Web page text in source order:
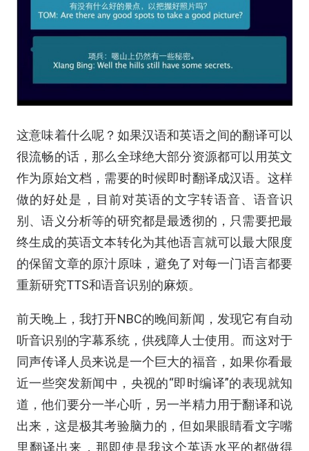
这意味着什么呢？如果汉语和英语之间的翻译可以
很流畅的话，那么全球绝大部分资源都可以用英文
作为原始文档，需要的时候即时翻译成汉语。这样
做的好处是，目前对英语的文字转语音、语音识
别、语义分析等的研究都是最透彻的，只需要把最
终生成的英语文本转化为其他语言就可以最大限度
的保留文章的原汁原味，避免了对每一门语言都要
重新研究TTS和语音识别的麻烦。
前天晚上，我打开NBC的晚间新闻，发现它有自动
听音识别的字幕系统，供残障人士使用。而这对于
同声传译人员来说是一个巨大的福音，如果你看最
近一些突发新闻中，央视的“即时编译”的表现就知
道，他们要分一半心听，另一半精力用于翻译和说
出来，这是极其考验脑力的，但如果眼睛看文字嘴
里翻译出来，那即使是我这个英语水平的都做得